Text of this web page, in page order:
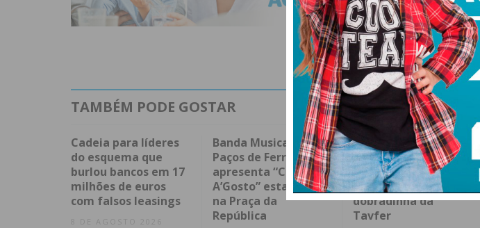
TAMBÉM PODE GOSTAR
Cadeia para líderes
do esquema que
burlou bancos em 17
milhões de euros
com falsos leasings
8 DE AGOSTO 2026
Banda Musical de
Paços de Ferreira
apresenta “Concerto
A’Gosto” esta noite
na Praça da
República
Penafidelense José
Moreira vence
prémio da
combatividade na
dobradinha da
Tavfer